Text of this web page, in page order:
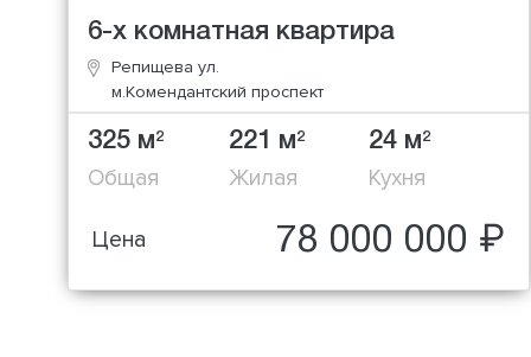
6-х комнатная квартира
Репищева ул.
м.Комендантский проспект
325 м2
Общая
221 м2
Жилая
24 м2
Кухня
Цена 78 000 000 ₽